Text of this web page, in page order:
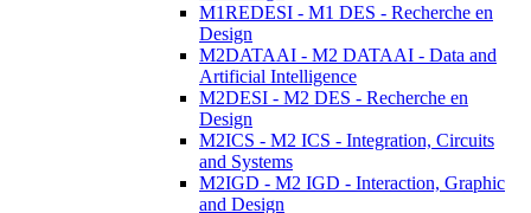
M1REDESI - M1 DES - Recherche en
Design
M2DATAAI - M2 DATAAI - Data and
Artificial Intelligence
M2DESI - M2 DES - Recherche en
Design
M2ICS - M2 ICS - Integration, Circuits
and Systems
M2IGD - M2 IGD - Interaction, Graphic
and Design